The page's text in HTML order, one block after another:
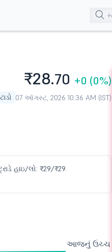
₹28.70 +0 (0%)
07 ઑગસ્ટ, 2026 10:36 AM (IST)
હાઇ/લો: ₹29/₹29.
આજનું ઉચ્ચ